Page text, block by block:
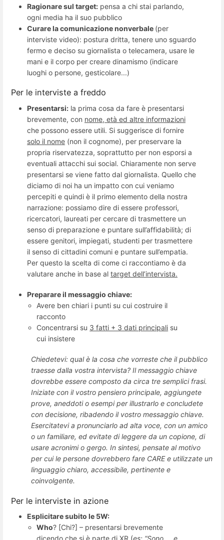
Ragionare sul target: pensa a chi stai parlando,
ogni media ha il suo pubblico
Curare la comunicazione nonverbale (per
interviste video): postura dritta, tenere uno sguardo
fermo e deciso su giornalista o telecamera, usare le
mani e il corpo per creare dinamismo (indicare
luoghi o persone, gesticolare...)
Per le interviste a freddo
Presentarsi: la prima cosa da fare è presentarsi
brevemente, con nome, età ed altre informazioni
che possono essere utili. Si suggerisce di fornire
solo il nome (non il cognome), per preservare la
propria riservatezza, soprattutto per non esporsi a
eventuali attacchi sui social. Chiaramente non serve
presentarsi se viene fatto dal giornalista. Quello che
diciamo di noi ha un impatto con cui veniamo
percepiti e quindi è il primo elemento della nostra
narrazione: possiamo dire di essere professori,
ricercatori, laureati per cercare di trasmettere un
senso di preparazione e puntare sull’affidabilità; di
essere genitori, impiegati, studenti per trasmettere
il senso di cittadini comuni e puntare sull’empatia.
Per questo la scelta di come ci raccontiamo è da
valutare anche in base al target dell’intervista.
Preparare il messaggio chiave:
Avere ben chiari i punti su cui costruire il
racconto
Concentrarsi su 3 fatti + 3 dati principali su
cui insistere
Chiedetevi: qual è la cosa che vorreste che il pubblico
traesse dalla vostra intervista? Il messaggio chiave
dovrebbe essere composto da circa tre semplici frasi.
Iniziate con il vostro pensiero principale, aggiungete
prove, aneddoti o esempi per illustrarlo e concludete
con decisione, ribadendo il vostro messaggio chiave.
Esercitatevi a pronunciarlo ad alta voce, con un amico
o un familiare, ed evitate di leggere da un copione, di
usare acronimi o gergo. In sintesi, pensate al motivo
per cui le persone dovrebbero fare CARE e utilizzate un
linguaggio chiaro, accessibile, pertinente e
coinvolgente.
Per le interviste in azione
Esplicitare subito le 5W:
Who? [Chi?] – presentarsi brevemente